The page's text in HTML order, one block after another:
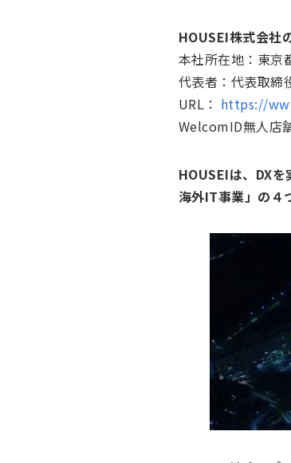
HOUSEI株式会社
本社所在地：東京
代表者：代表取
URL： https://
WelcomID無人店
HOUSEIは、DX
海外IT事業」の４